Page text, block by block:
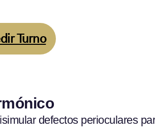
Turno
defectos perioculares